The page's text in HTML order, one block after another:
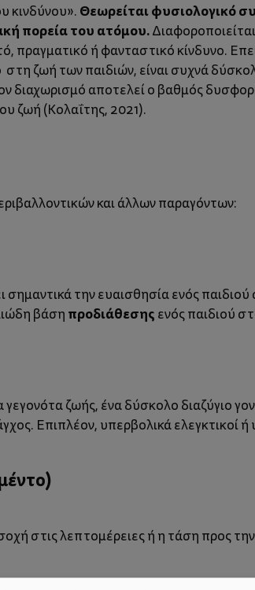
κινδύνου». Θεωρείται φυσιολογικό
πορεία του ατόμου.
ή φανταστικό κίνδυνο.
ζωή των παιδιών, είναι συχνά
διαχωρισμό αποτελεί ο βαθμός
ζωή (Κολαΐτης, 2021).
και άλλων παραγόντων:
σημαντικά την ευαισθησία ενός
βάση προδιάθεσης ενός παιδιού
ζωής, ένα δύσκολο διαζύγιο
Επιπλέον, υπερβολικά ελεγκτικοί ή
στις λεπτομέρειες ή η τάση προς την